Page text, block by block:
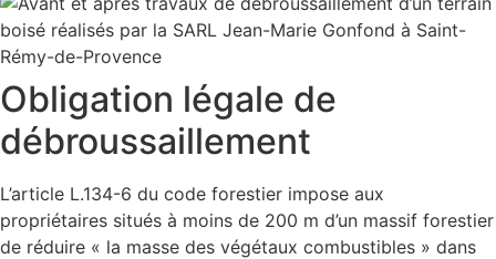
Obligation légale de
débroussaillement
L’article L.134-6 du code forestier impose aux
propriétaires situés à moins de 200 m d’un massif forestier
de réduire « la masse des végétaux combustibles » dans